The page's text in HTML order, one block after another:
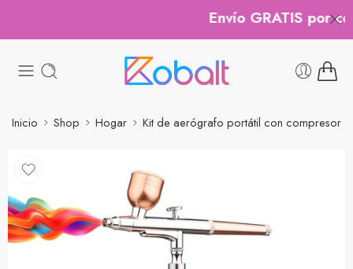
Envío GRATIS por
Inicio Shop Hogar Kit de aerógrafo portátil con compresor